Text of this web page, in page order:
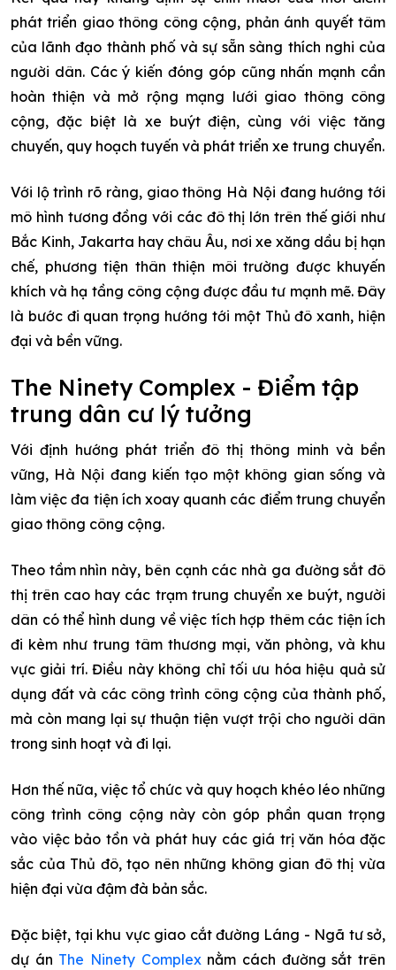
phát triển giao thông công cộng, phản ánh quyết tâm
của lãnh đạo thành phố và sự sẵn sàng thích nghi của
người dân. Các ý kiến đóng góp cũng nhấn mạnh cần
hoàn thiện và mở rộng mạng lưới giao thông công
cộng, đặc biệt là xe buýt điện, cùng với việc tăng
chuyến, quy hoạch tuyến và phát triển xe trung chuyển.
Với lộ trình rõ ràng, giao thông Hà Nội đang hướng tới
mô hình tương đồng với các đô thị lớn trên thế giới như
Bắc Kinh, Jakarta hay châu Âu, nơi xe xăng dầu bị hạn
chế, phương tiện thân thiện môi trường được khuyến
khích và hạ tầng công cộng được đầu tư mạnh mẽ. Đây
là bước đi quan trọng hướng tới một Thủ đô xanh, hiện
đại và bền vững.
The Ninety Complex - Điểm tập
trung dân cư lý tưởng
Với định hướng phát triển đô thị thông minh và bền
vững, Hà Nội đang kiến tạo một không gian sống và
làm việc đa tiện ích xoay quanh các điểm trung chuyển
giao thông công cộng.
Theo tầm nhìn này, bên cạnh các nhà ga đường sắt đô
thị trên cao hay các trạm trung chuyển xe buýt, người
dân có thể hình dung về việc tích hợp thêm các tiện ích
đi kèm như trung tâm thương mại, văn phòng, và khu
vực giải trí. Điều này không chỉ tối ưu hóa hiệu quả sử
dụng đất và các công trình công cộng của thành phố,
mà còn mang lại sự thuận tiện vượt trội cho người dân
trong sinh hoạt và đi lại.
Hơn thế nữa, việc tổ chức và quy hoạch khéo léo những
công trình công cộng này còn góp phần quan trọng
vào việc bảo tồn và phát huy các giá trị văn hóa đặc
sắc của Thủ đô, tạo nên những không gian đô thị vừa
hiện đại vừa đậm đà bản sắc.
Đặc biệt, tại khu vực giao cắt đường Láng - Ngã tư sở,
dự án The Ninety Complexnằm cách đường sắt trên